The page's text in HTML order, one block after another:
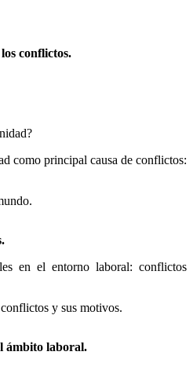
conflictos.
como principal causa de conflictos:
en el entorno laboral: conflictos
y sus motivos.
ámbito laboral.